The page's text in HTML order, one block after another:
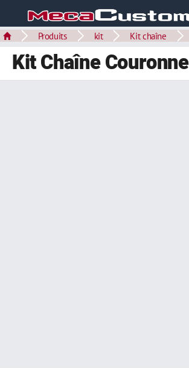
Produits kit Kit chaîne
Kit Chaîne